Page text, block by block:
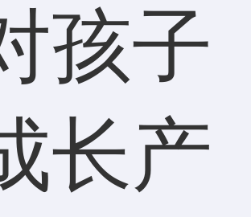
孩子
长产